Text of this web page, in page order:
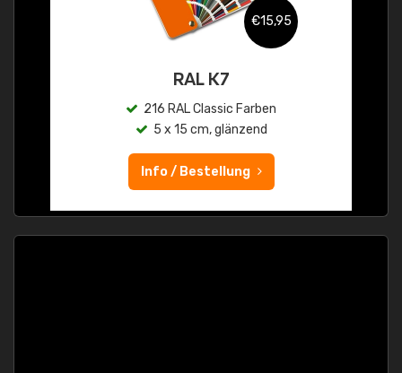
€15,95
RAL K7
216 RAL Classic Farben
5 x 15 cm, glänzend
Info / Bestellung